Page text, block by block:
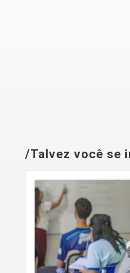
/Talvez você se